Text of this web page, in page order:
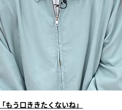
もう口ききたくないね」